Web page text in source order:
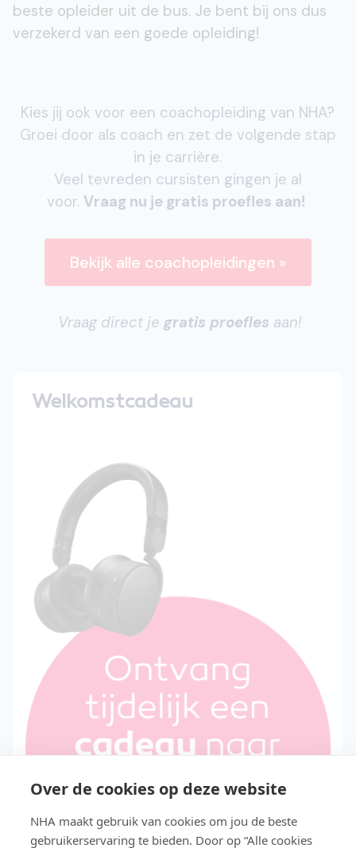
Over de cookies op deze website
NHA maakt gebruik van cookies om jou de beste
gebruikerservaring te bieden. Door op “Alle cookies
beste opleider uit de bus. Je bent bij ons dus
verzekerd van een goede opleiding!
Kies jij ook voor een coachopleiding van NHA?
Groei door als coach en zet de volgende stap
in je carrière.
Veel tevreden cursisten gingen je al
voor. Vraag nu je gratis proefles aan!
Bekijk alle coachopleidingen »
Vraag direct je gratis proefles aan!
Welkomstcadeau